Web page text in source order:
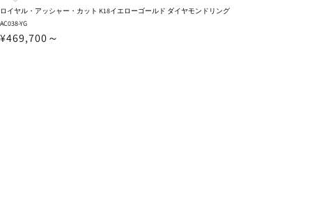
ロイヤル・アッシャー・カット K18イエローゴールド ダイヤモンドリング
AC038-YG
¥469,700～